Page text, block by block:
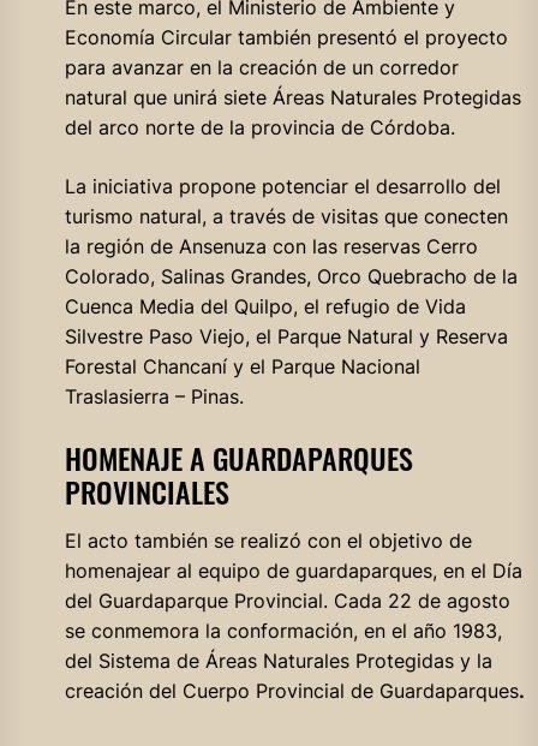
En este marco, el Ministerio de Ambiente y
Economía Circular también presentó el proyecto
para avanzar en la creación de un corredor
natural que unirá siete Áreas Naturales Protegidas
del arco norte de la provincia de Córdoba.
La iniciativa propone potenciar el desarrollo del
turismo natural, a través de visitas que conecten
la región de Ansenuza con las reservas Cerro
Colorado, Salinas Grandes, Orco Quebracho de la
Cuenca Media del Quilpo, el refugio de Vida
Silvestre Paso Viejo, el Parque Natural y Reserva
Forestal Chancaní y el Parque Nacional
Traslasierra – Pinas.
HOMENAJE A GUARDAPARQUES
PROVINCIALES
El acto también se realizó con el objetivo de
homenajear al equipo de guardaparques, en el Día
del Guardaparque Provincial. Cada 22 de agosto
se conmemora la conformación, en el año 1983,
del Sistema de Áreas Naturales Protegidas y la
creación del Cuerpo Provincial de Guardaparques.